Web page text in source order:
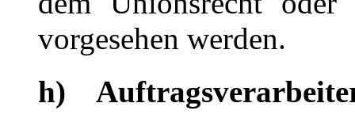
vorgesehen werden.
h)